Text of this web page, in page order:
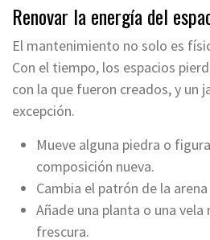
Renovar la energía del
El mantenimiento no solo es
Con el tiempo, los espacios
con la que fueron creados, y un
excepción.
Mueve alguna piedra o
composición nueva.
Cambia el patrón de la
Añade una planta o una
frescura.